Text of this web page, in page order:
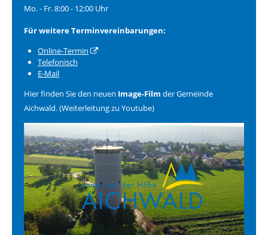
Mo. - Fr. 8:00 - 12:00 Uhr
Für weitere Terminvereinbarungen:
Online-Termin
Telefonisch
E-Mail
Hier finden Sie den neuen Image-Film der Gemeinde
Aichwald. (Weiterleitung zu Youtube)